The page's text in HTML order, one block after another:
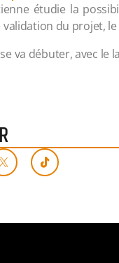
étudie la
validation du projet,
va débuter, avec le